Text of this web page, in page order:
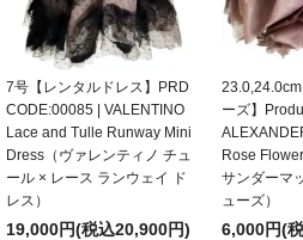
7号【レンタルドレス】PRD
CODE:00085 | VALENTINO
Lace and Tulle Runway Mini
Dress（ヴァレンティノ チュ
ール × レース ランウェイ ド
レス）
19,000円(税込20,900円)
ーズ】
Rose
サンダーマ
ューズ）
6,000円(